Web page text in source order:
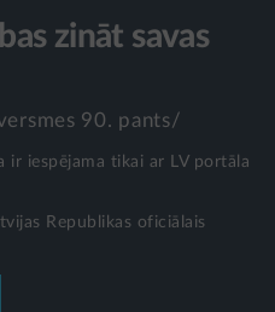
zināt savas
90. pants/
ir iespējama tikai ar LV portāla
Republikas oficiālais